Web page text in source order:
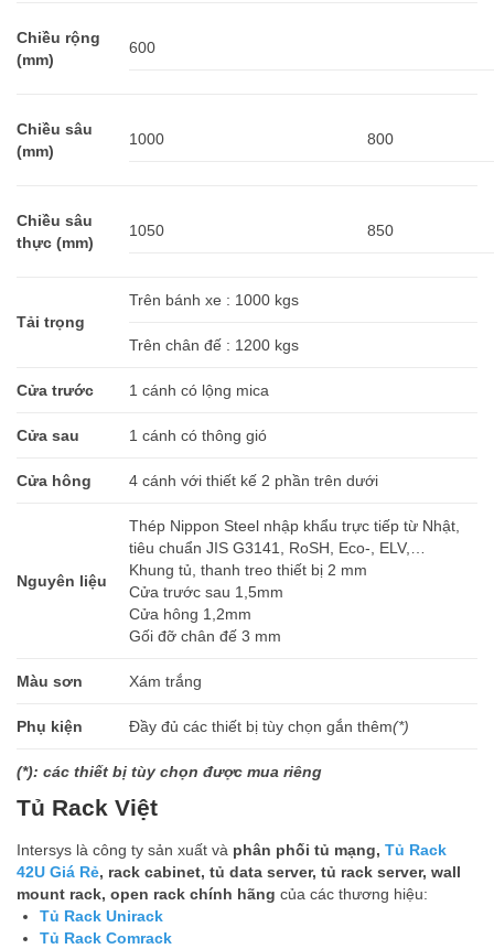
Chiều rộng
(mm)
600
Chiều sâu
(mm)
1000 800
Chiều sâu
thực (mm)
1050 850
Tải trọng
Trên bánh xe : 1000 kgs
Trên chân đế : 1200 kgs
Cửa trước 1 cánh có lộng mica
Cửa sau 1 cánh có thông gió
Cửa hông 4 cánh với thiết kế 2 phần trên dưới
Nguyên liệu
Thép Nippon Steel nhập khẩu trực tiếp từ Nhật,
tiêu chuẩn JIS G3141, RoSH, Eco-, ELV,…
Khung tủ, thanh treo thiết bị 2 mm
Cửa trước sau 1,5mm
Cửa hông 1,2mm
Gối đỡ chân đế 3 mm
Màu sơn Xám trắng
Phụ kiện Đầy đủ các thiết bị tùy chọn gắn thêm(*)
(*): các thiết bị tùy chọn được mua riêng
Tủ Rack Việt
Intersys là công ty sản xuất và phân phối tủ mạng, Tủ Rack
42U Giá Rẻ, rack cabinet, tủ data server, tủ rack server, wall
mount rack, open rack chính hãng của các thương hiệu:
Tủ Rack Unirack
Tủ Rack Comrack